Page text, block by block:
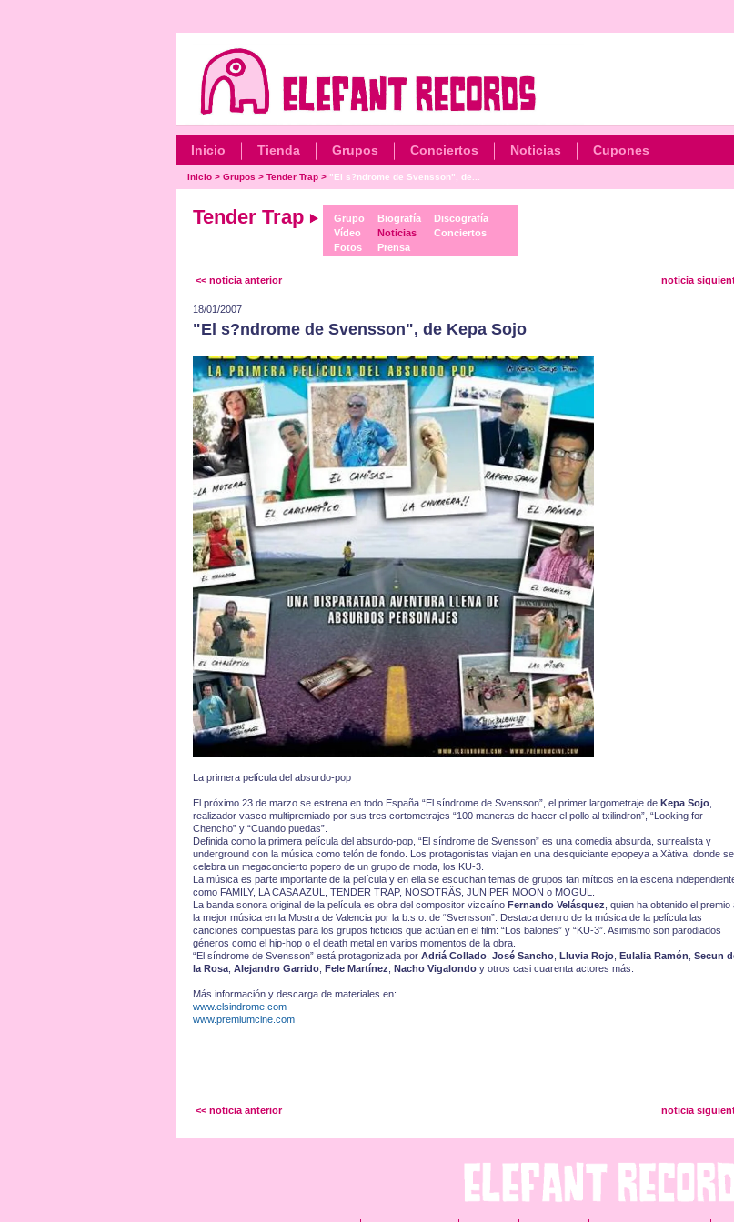
Inicio Tienda Grupos Conciertos Noticias Cupones
Inicio> Grupos > Tender Trap> "El s?ndrome de Svensson", de...
Tender Trap
Grupo
Vídeo
Fotos
Biografía
Noticias
Prensa
Discografía
Conciertos
<< noticia anterior noticia
18/01/2007
"El s?ndrome de Svensson", de Kepa Sojo
La primera película del absurdo-pop
El próximo 23 de marzo se estrena en todo España “El síndrome de Svensson”, el primer largometraje de Kepa Sojo,
realizador vasco multipremiado por sus tres cortometrajes “100 maneras de hacer el pollo al txilindron”, “Looking for
Chencho” y “Cuando puedas”.
Definida como la primera película del absurdo-pop, “El síndrome de Svensson” es una comedia absurda, surrealista y
underground con la música como telón de fondo. Los protagonistas viajan en una desquiciante epopeya a Xàtiva, donde se
celebra un megaconcierto popero de un grupo de moda, los KU-3.
La música es parte importante de la película y en ella se escuchan temas de grupos tan míticos en la escena
como FAMILY, LA CASA AZUL, TENDER TRAP, NOSOTRÄS, JUNIPER MOON o MOGUL.
La banda sonora original de la película es obra del compositor vizcaíno Fernando Velásquez , quien ha obtenido el premio
la mejor música en la Mostra de Valencia por la b.s.o. de “Svensson”. Destaca dentro de la música de la película las
canciones compuestas para los grupos ficticios que actúan en el film: “Los balones” y “KU-3”. Asimismo son parodiados
géneros como el hip-hop o el death metal en varios momentos de la obra.
“El síndrome de Svensson” está protagonizada por Adriá Collado, José Sancho, Lluvia Rojo, Eulalia Ramón Secun
la Rosa, Alejandro Garrido, Fele Martínez Nacho Vigalondoy otros casi cuarenta actores más.
Más información y descarga de materiales en:
www.elsindrome.com
www.premiumcine.com
<< noticia anterior noticia